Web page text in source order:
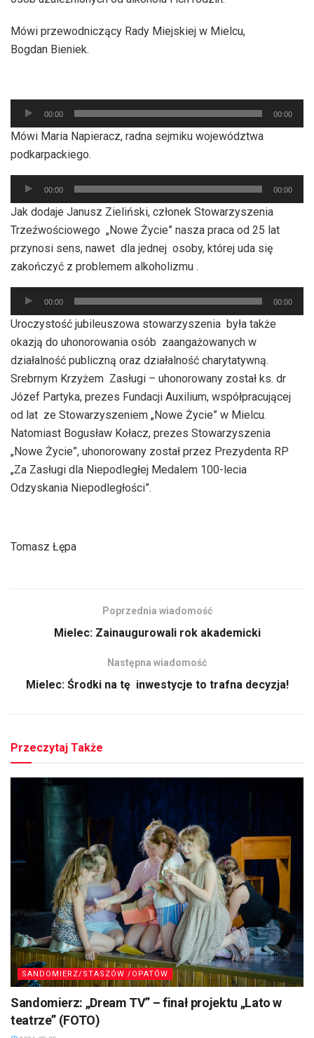
Mówi przewodniczący Rady Miejskiej w Mielcu,
Bogdan Bieniek.
Odtwarzacz
plików
dźwiękowych
00:00 00:00
Mówi Maria Napieracz, radna sejmiku województwa
podkarpackiego.
Odtwarzacz
plików
dźwiękowych
00:00 00:00
Jak dodaje Janusz Zieliński, członek Stowarzyszenia
Trzeźwościowego „Nowe Życie” nasza praca od 25 lat
przynosi sens, nawet dla jednej osoby, której uda się
zakończyć z problemem alkoholizmu .
Odtwarzacz
plików
dźwiękowych
00:00 00:00
Uroczystość jubileuszowa stowarzyszenia była także
okazją do uhonorowania osób zaangażowanych w
działalność publiczną oraz działalność charytatywną.
Srebrnym Krzyżem Zasługi – uhonorowany został ks. dr
Józef Partyka, prezes Fundacji Auxilium, współpracującej
od lat ze Stowarzyszeniem „Nowe Życie” w Mielcu.
Natomiast Bogusław Kołacz, prezes Stowarzyszenia
„Nowe Życie”, uhonorowany został przez Prezydenta RP
„Za Zasługi dla Niepodległej Medalem 100-lecia
Odzyskania Niepodległości”.
Tomasz Łępa
Poprzednia wiadomość
Mielec: Zainaugurowali rok akademicki
Następna wiadomość
Mielec: Środki na tę inwestycje to trafna decyzja!
Przeczytaj Także
SANDOMIERZ/STASZÓW /OPATÓW
Sandomierz: „Dream TV” – finał projektu „Lato w
teatrze” (FOTO)